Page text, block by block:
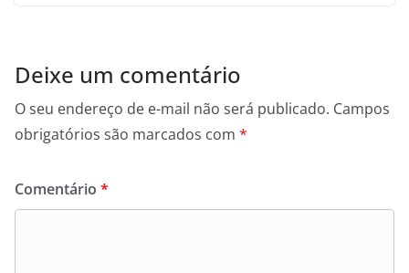
Deixe um comentário
O seu endereço de e-mail não será publicado. Campos
obrigatórios são marcados com *
Comentário *